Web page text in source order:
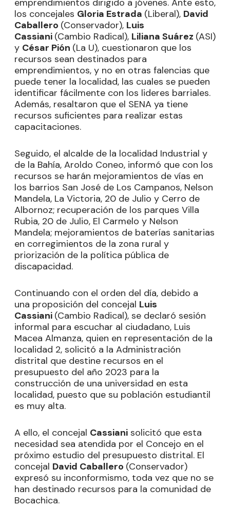
los concejales Gloria Estrada (Liberal), David
Caballero (Conservador), Luis
Cassiani (Cambio Radical), Liliana Suárez (ASI)
y César Pión (La U), cuestionaron que los
recursos sean destinados para
emprendimientos, y no en otras falencias que
puede tener la localidad, las cuales se pueden
identificar fácilmente con los lideres barriales.
Además, resaltaron que el SENA ya tiene
recursos suficientes para realizar estas
capacitaciones.
Seguido, el alcalde de la localidad Industrial y
de la Bahía, Aroldo Coneo, informó que con los
recursos se harán mejoramientos de vías en
los barrios San José de Los Campanos, Nelson
Mandela, La Victoria, 20 de Julio y Cerro de
Albornoz; recuperación de los parques Villa
Rubia, 20 de Julio, El Carmelo y Nelson
Mandela; mejoramientos de baterías sanitarias
en corregimientos de la zona rural y
priorización de la política pública de
discapacidad.
Continuando con el orden del día, debido a
una proposición del concejal Luis
Cassiani (Cambio Radical), se declaró sesión
informal para escuchar al ciudadano, Luis
Macea Almanza, quien en representación de la
localidad 2, solicitó a la Administración
distrital que destine recursos en el
presupuesto del año 2023 para la
construcción de una universidad en esta
localidad, puesto que su población estudiantil
es muy alta.
A ello, el concejal Cassiani solicitó que esta
necesidad sea atendida por el Concejo en el
próximo estudio del presupuesto distrital. El
concejal David Caballero (Conservador)
expresó su inconformismo, toda vez que no se
han destinado recursos para la comunidad de
Bocachica.